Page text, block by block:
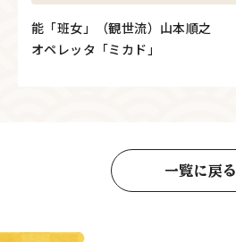
能「班女」（観世流）山本順之
オペレッタ「ミカド」
一覧に戻る